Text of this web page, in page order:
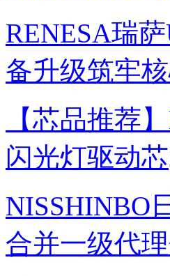
RENESA瑞
备升级筑牢
【芯品推荐
闪光灯驱动芯
NISSHINBO
合并一级代